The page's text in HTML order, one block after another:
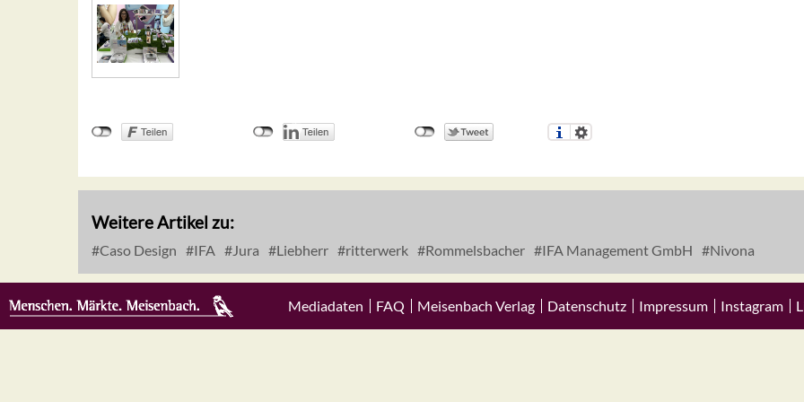
Weitere Artikel zu:
Caso Design IFA Jura Liebherr ritterwerk Rommelsbacher IFA Management GmbH Nivona
Mediadaten FAQ Meisenbach Verlag Datenschutz Impressum Instagram